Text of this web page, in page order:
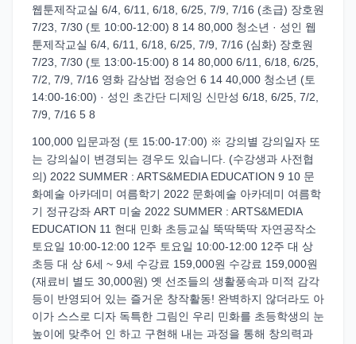
웹툰제작교실 6/4, 6/11, 6/18, 6/25, 7/9, 7/16 (초급) 장호원
7/23, 7/30 (토 10:00-12:00) 8 14 80,000 청소년 · 성인 웹
툰제작교실 6/4, 6/11, 6/18, 6/25, 7/9, 7/16 (심화) 장호원
7/23, 7/30 (토 13:00-15:00) 8 14 80,000 6/11, 6/18, 6/25,
7/2, 7/9, 7/16 영화 감상법 정승언 6 14 40,000 청소년 (토
14:00-16:00) · 성인 초간단 디제잉 신만성 6/18, 6/25, 7/2,
7/9, 7/16 5 8
100,000 입문과정 (토 15:00-17:00) ※ 강의별 강의일자 또
는 강의실이 변경되는 경우도 있습니다. (수강생과 사전협
의) 2022 SUMMER : ARTS&MEDIA EDUCATION 9 10 문
화예술 아카데미 여름학기 2022 문화예술 아카데미 여름학
기 정규강좌 ART 미술 2022 SUMMER : ARTS&MEDIA
EDUCATION 11 현대 민화 초등교실 뚝딱뚝딱 자연공작소
토요일 10:00-12:00 12주 토요일 10:00-12:00 12주 대 상
초등 대 상 6세 ~ 9세 수강료 159,000원 수강료 159,000원
(재료비 별도 30,000원) 옛 선조들의 생활풍속과 미적 감각
등이 반영되어 있는 즐거운 창작활동! 완벽하지 않더라도 아
이가 스스로 디자 독특한 그림인 우리 민화를 초등학생의 눈
높이에 맞추어 인 하고 구현해 내는 과정을 통해 창의력과